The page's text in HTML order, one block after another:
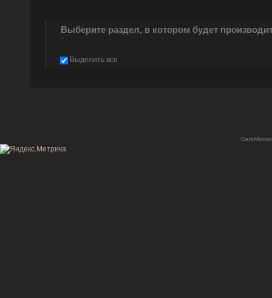
Выберите раздел, в котором будет
Выделить все